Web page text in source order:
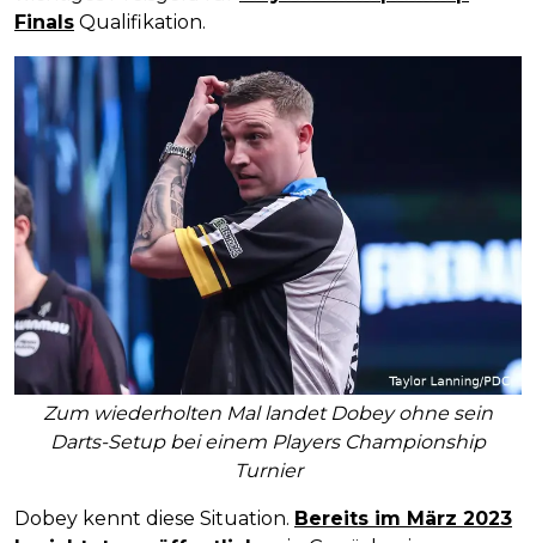
Finals Qualifikation.
Zum wiederholten Mal landet Dobey ohne sein
Darts-Setup bei einem Players Championship
Turnier
Dobey kennt diese Situation. Bereits im März 2023